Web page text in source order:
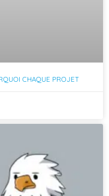
CHAQUE PROJET